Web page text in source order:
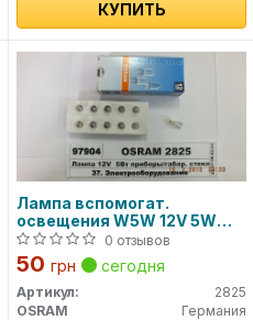
КУПИТЬ
Лампа вспомогат.
освещения W5W 12V 5W
W2.1x9.5d (пр-во OSRAM)
0 отзывов
50 грн сегодня
Артикул:
2825
OSRAM
Германия